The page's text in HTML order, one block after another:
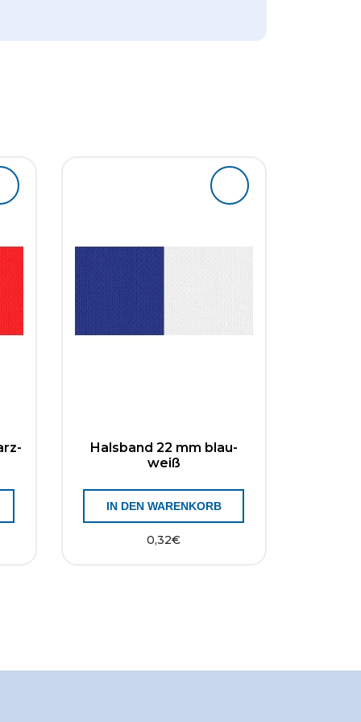
Halsband 22 mm blau-
weiß
0,32€
IN DEN WARENKORB